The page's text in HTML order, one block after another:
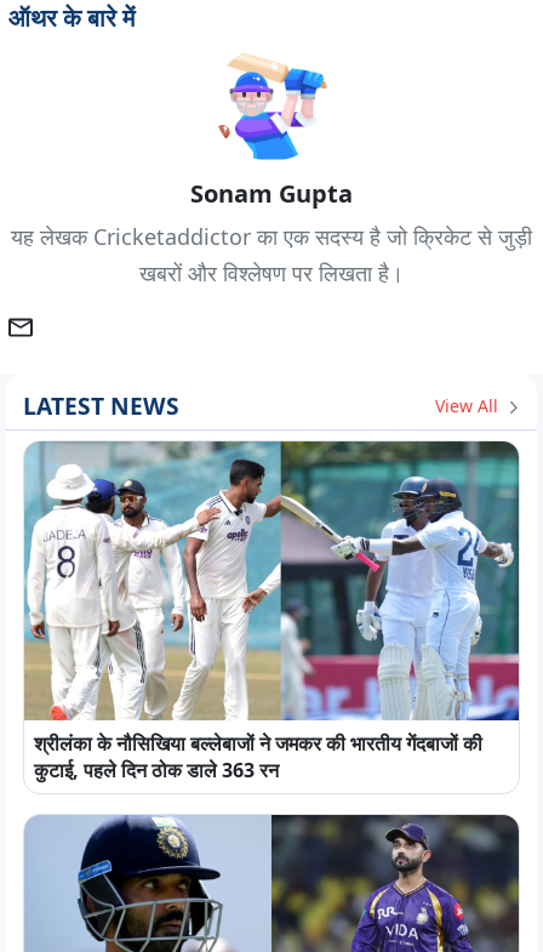
ऑथर के बारे में
Sonam Gupta
यह लेखक Cricketaddictor का एक सदस्य है जो क्रिकेट से जुड़ी
खबरों और विश्लेषण पर लिखता है।
LATEST NEWS View All
श्रीलंका के नौसिखिया बल्लेबाजों ने जमकर की भारतीय गेंदबाजों की
कुटाई, पहले दिन ठोक डाले 363 रन